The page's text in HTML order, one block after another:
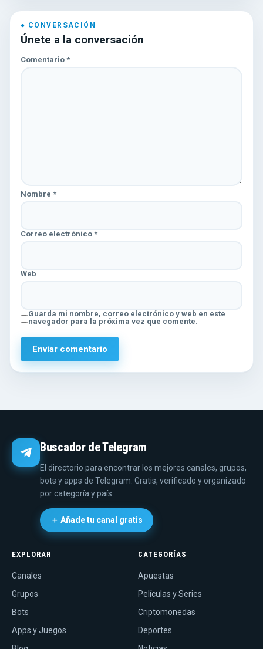
Únete a la conversación
Comentario *
Nombre *
Correo electrónico *
Web
Guarda mi nombre, correo electrónico y web en este
navegador para la próxima vez que comente.
Buscador de Telegram
El directorio para encontrar los mejores canales, grupos,
bots y apps de Telegram. Gratis, verificado y organizado
por categoría y país.
＋ Añade tu canal gratis
EXPLORAR
Canales
Grupos
Bots
Apps y Juegos
CATEGORÍAS
Apuestas
Películas y Series
Criptomonedas
Deportes